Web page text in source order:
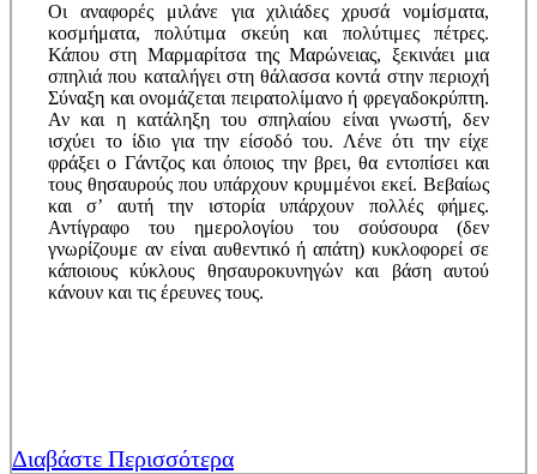
Οι αναφορές μιλάνε για χιλιάδες χρυσά νομίσματα,
κοσμήματα, πολύτιμα σκεύη και πολύτιμες πέτρες.
Κάπου στη Μαρμαρίτσα της Μαρώνειας, ξεκινάει μια
σπηλιά που καταλήγει στη θάλασσα κοντά στην περιοχή
Σύναξη και ονομάζεται πειρατολίμανο ή φρεγαδοκρύπτη.
Αν και η κατάληξη του σπηλαίου είναι γνωστή, δεν
ισχύει το ίδιο για την είσοδό του. Λένε ότι την είχε
φράξει ο Γάντζος και όποιος την βρει, θα εντοπίσει και
τους θησαυρούς που υπάρχουν κρυμμένοι εκεί. Βεβαίως
και σ’ αυτή την ιστορία υπάρχουν πολλές φήμες.
Αντίγραφο του ημερολογίου του σούσουρα (δεν
γνωρίζουμε αν είναι αυθεντικό ή απάτη) κυκλοφορεί σε
κάποιους κύκλους θησαυροκυνηγών και βάση αυτού
κάνουν και τις έρευνες τους.
Διαβάστε Περισσότερα